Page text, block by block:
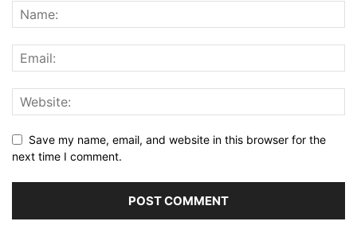
Save my name, email, and website in this browser for the
next time I comment.